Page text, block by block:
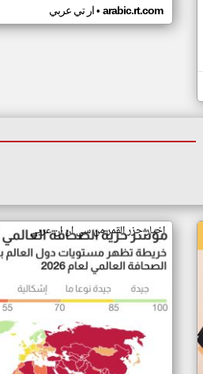
ار تي عربي• arabic.rt.com
اخبار جزر القمر من سي ان ان عربي